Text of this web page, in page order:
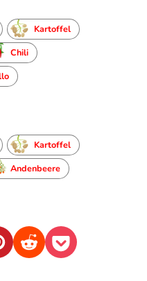
Kartoffel
Chili
Kartoffel
Andenbeere
RedditPocket